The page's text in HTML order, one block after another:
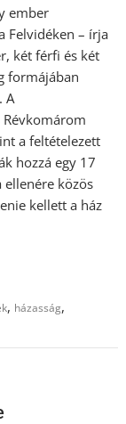
ember
Felvidéken – írja
két férfi és két
formájában
A
a feltételezett
hozzá egy 17
ellenére közös
kellett a ház
, házasság,